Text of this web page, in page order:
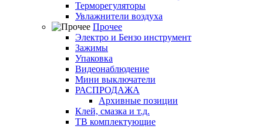
Терморегуляторы
Увлажнители воздуха
Прочее
Электро и Бензо инструмент
Зажимы
Упаковка
Видеонаблюдение
Мини выключатели
РАСПРОДАЖА
Архивные позиции
Клей, смазка и т.д.
ТВ комплектующие